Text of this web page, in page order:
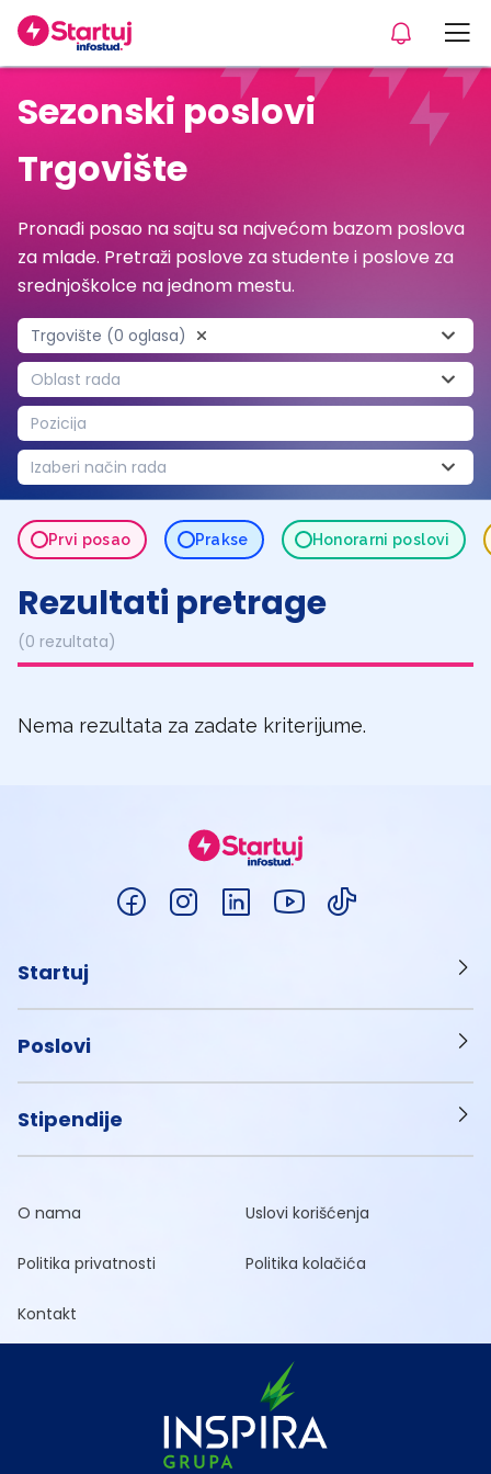
Sezonski poslovi
Trgovište
Pronađi posao na sajtu sa najvećom bazom poslova
za mlade. Pretraži poslove za studente i poslove za
srednjoškolce na jednom mestu.
Trgovište (0 oglasa)
Oblast rada
Pozicija
Izaberi način rada
Prvi posao Prakse Honorarni poslovi
Rezultati pretrage
(0 rezultata)
Nema rezultata za zadate kriterijume.
Startuj
Poslovi
Stipendije
O nama Uslovi korišćenja
Politika privatnosti Politika kolačića
Kontakt